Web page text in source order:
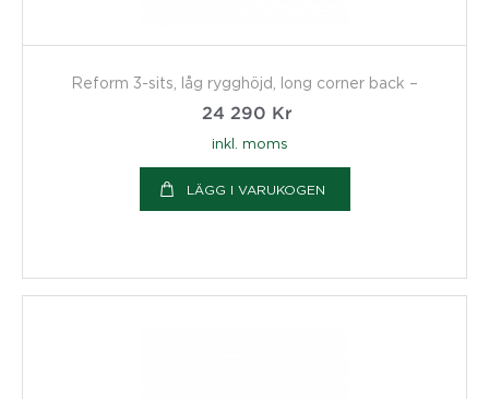
Reform 3-sits, låg rygghöjd, long corner back –
24 290 Kr
inkl. moms
LÄGG I VARUKOGEN